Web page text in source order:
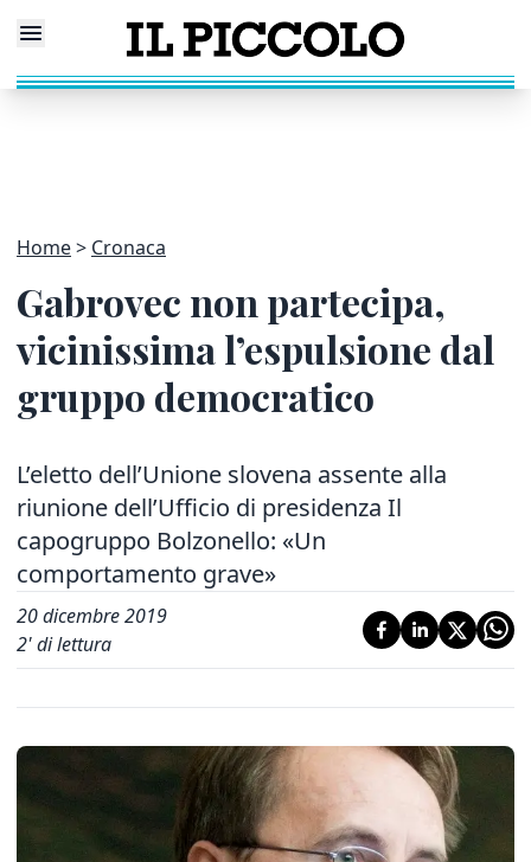
Home Cronaca
Gabrovec non partecipa,
vicinissima l’espulsione dal
gruppo democratico
L’eletto dell’Unione slovena assente alla
riunione dell’Ufficio di presidenza Il
capogruppo Bolzonello: «Un
comportamento grave»
20 dicembre 2019
2' di lettura